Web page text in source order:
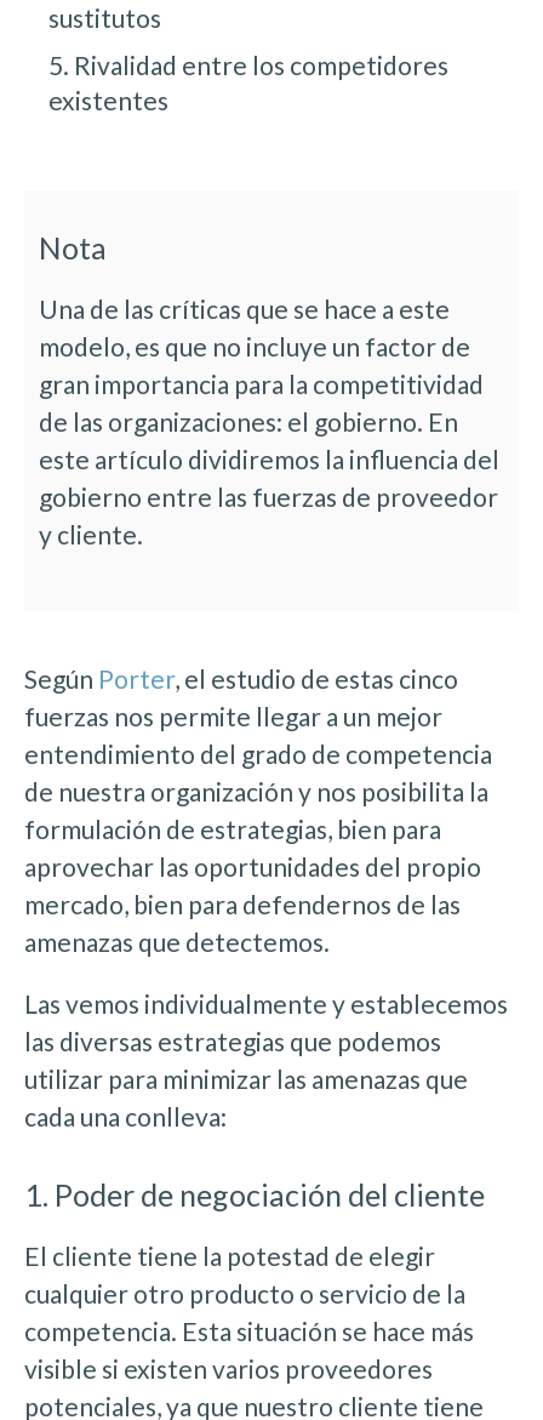
sustitutos
5. Rivalidad entre los competidores
existentes
Nota
Una de las críticas que se hace a este
modelo, es que no incluye un factor de
gran importancia para la competitividad
de las organizaciones: el gobierno. En
este artículo dividiremos la influencia del
gobierno entre las fuerzas de proveedor
y cliente.
Según Porter, el estudio de estas cinco
fuerzas nos permite llegar a un mejor
entendimiento del grado de competencia
de nuestra organización y nos posibilita la
formulación de estrategias, bien para
aprovechar las oportunidades del propio
mercado, bien para defendernos de las
amenazas que detectemos.
Las vemos individualmente y establecemos
las diversas estrategias que podemos
utilizar para minimizar las amenazas que
cada una conlleva:
1. Poder de negociación del cliente
El cliente tiene la potestad de elegir
cualquier otro producto o servicio de la
competencia. Esta situación se hace más
visible si existen varios proveedores
potenciales, ya que nuestro cliente tiene